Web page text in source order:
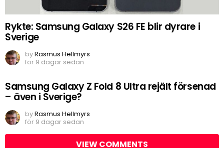
Rykte: Samsung Galaxy S26 FE blir dyrare i
Sverige
byRasmus Hellmyrs
för 9 dagar sedan
Samsung Galaxy Z Fold 8 Ultra rejält försenad
– även i Sverige?
byRasmus Hellmyrs
för 9 dagar sedan
VIEW COMMENTS